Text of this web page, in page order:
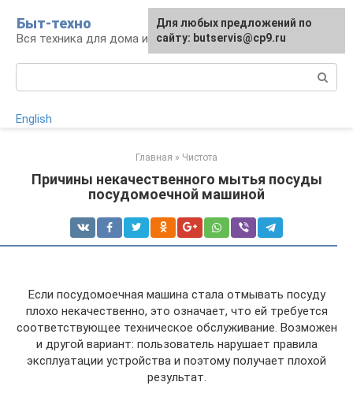
контенту
Быт-техно
Вся техника для дома и сада
English
Главная » Чистота
Причины некачественного мытья посуды
посудомоечной машиной
Если посудомоечная машина стала отмывать посуду
плохо некачественно, это означает, что ей требуется
соответствующее техническое обслуживание. Возможен
и другой вариант: пользователь нарушает правила
эксплуатации устройства и поэтому получает плохой
результат.
Для любых предложений по
сайту: butservis@cp9.ru